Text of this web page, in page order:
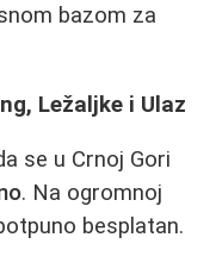
bazom za
Ležaljke i Ulaz
se u Crnoj Gori
. Na ogromnoj
besplatan.